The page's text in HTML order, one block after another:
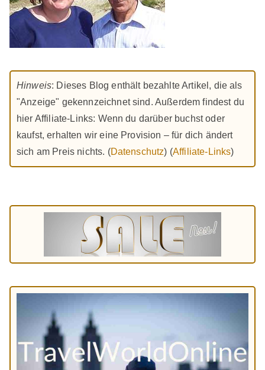
Hinweis: Dieses Blog enthält bezahlte Artikel, die als
"Anzeige" gekennzeichnet sind. Außerdem findest du
hier Affiliate-Links: Wenn du darüber buchst oder
kaufst, erhalten wir eine Provision – für dich ändert
sich am Preis nichts. (Datenschutz) (Affiliate-Links)